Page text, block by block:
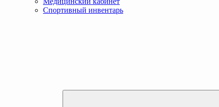
Спортивный инвентарь